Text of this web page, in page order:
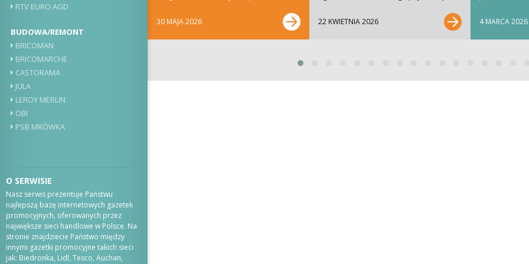
RTV EURO AGD
BUDOWA/REMONT
BRICOMAN
BRICOMARCHE
CASTORAMA
JULA
LEROY MERLIN
OBI
PSB MRÓWKA
O SERWISIE
Nasz serwis prezentuje Państwu
najlepszą bazę internetowych gazetek
promocyjnych, oferowanych przez
największe sieci handlowe w Polsce. Na
stronie znajdziecie Państwo między
innymi gazetki promocyjne takich sieci
jak: Biedronka, Lidl, Tesco, Auchan,
30 MAJA 2026 22 KWIETNIA 2026 4 MARCA 2026